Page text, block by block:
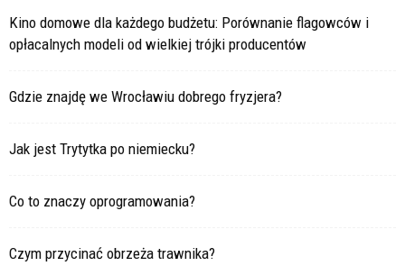
Kino domowe dla każdego budżetu: Porównanie flagowców i
opłacalnych modeli od wielkiej trójki producentów
Gdzie znajdę we Wrocławiu dobrego fryzjera?
Jak jest Trytytka po niemiecku?
Co to znaczy oprogramowania?
Czym przycinać obrzeża trawnika?